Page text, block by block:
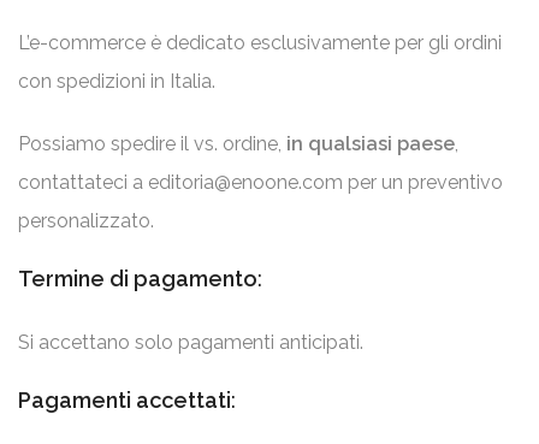
L’e-commerce è dedicato esclusivamente per gli ordini
con spedizioni in Italia.
Possiamo spedire il vs. ordine, in qualsiasi paese,
contattateci a editoria@enoone.com per un preventivo
personalizzato.
Termine di pagamento:
Si accettano solo pagamenti anticipati.
Pagamenti accettati: